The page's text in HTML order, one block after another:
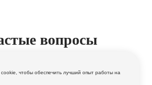
вопросы
чтобы обеспечить лучший опыт работы на